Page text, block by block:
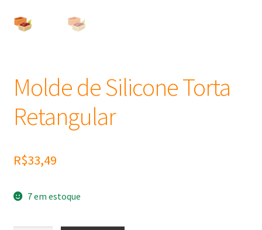
Óleos
Molde de Silicone Torta
Retangular
R$33,49
7 em estoque